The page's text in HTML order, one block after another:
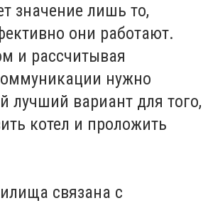
значение лишь то,
они работают.
и рассчитывая
нужно
лучший вариант для того,
котел и проложить
связана с